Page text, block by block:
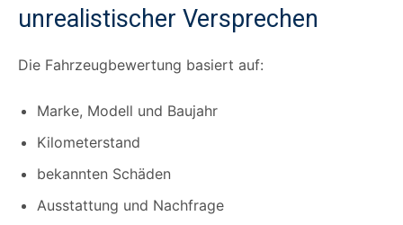
unrealistischer Versprechen
Die Fahrzeugbewertung basiert auf:
Marke, Modell und Baujahr
Kilometerstand
bekannten Schäden
Ausstattung und Nachfrage